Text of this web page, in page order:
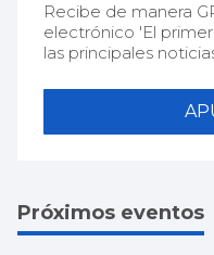
Recibe de manera
electrónico 'El
las principales
Próximos eventos